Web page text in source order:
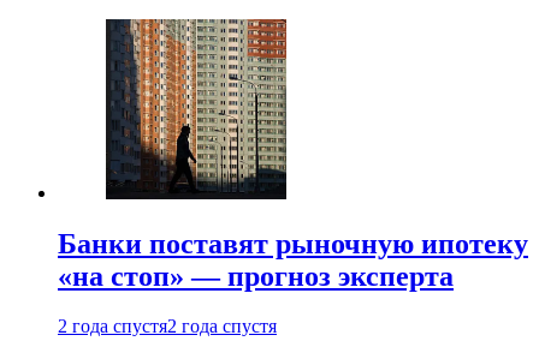
Банки поставят рыночную ипотеку
«на стоп» — прогноз эксперта
2 года спустя2 года спустя